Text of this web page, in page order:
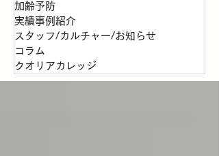
加齢予防
実績事例紹介
スタッフ/カルチャー/お知らせ
コラム
クオリアカレッジ